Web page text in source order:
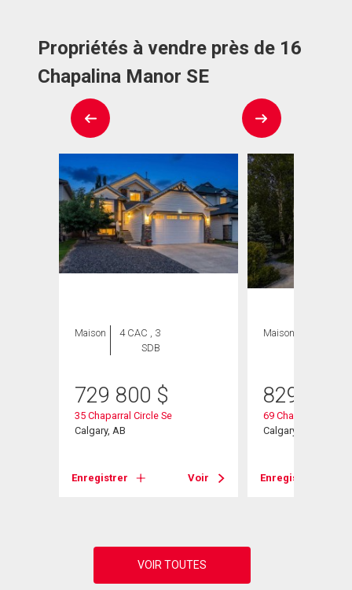
Propriétés à vendre près de 16
Chapalina Manor SE
Maison
4 CAC , 3
SDB
729 800 $
35 Chaparral Circle Se
Calgary, AB
Enregistrer Voir
Maison
829 900
69 Chaparral Villas
Calgary, AB
Enregistrer